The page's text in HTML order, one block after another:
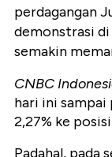
perdagangan
demonstrasi di
semakin
CNBC
hari ini sampai
2,27% ke
Padahal, pada